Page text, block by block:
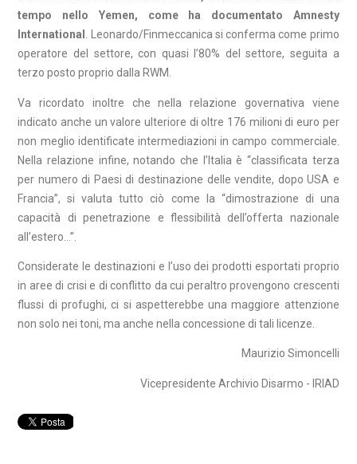
tempo nello Yemen, come ha documentato Amnesty
International . Leonardo/Finmeccanica si conferma come primo
operatore del settore, con quasi l’80% del settore, seguita a
terzo posto proprio dalla RWM.
Va ricordato inoltre che nella relazione governativa viene
indicato anche un valore ulteriore di oltre 176 milioni di euro per
non meglio identificate intermediazioni in campo commerciale.
Nella relazione infine, notando che l’Italia è “classificata terza
per numero di Paesi di destinazione delle vendite, dopo USA e
Francia”, si valuta tutto ciò come la “dimostrazione di una
capacità di penetrazione e flessibilità dell’offerta nazionale
all’estero…”.
Considerate le destinazioni e l’uso dei prodotti esportati proprio
in aree di crisi e di conflitto da cui peraltro provengono crescenti
flussi di profughi, ci si aspetterebbe una maggiore attenzione
non solo nei toni, ma anche nella concessione di tali licenze.
Maurizio Simoncelli
Vicepresidente Archivio Disarmo - IRIAD